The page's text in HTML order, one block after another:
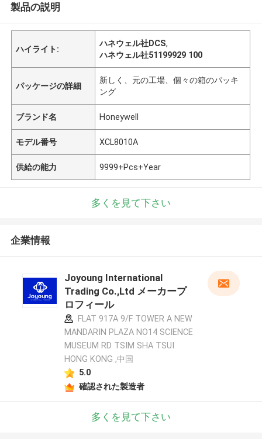
製品の説明
ハイライト:
ハネウェル社DCS,
ハネウェル社51199929 100
パッケージの詳細
新しく、元の工場、個々の箱のパッキ
ング
ブランド名 Honeywell
モデル番号 XCL8010A
供給の能力 9999+Pcs+Year
多くを見て下さい
企業情報
Joyoung International
Trading Co.,Ltd メーカープ
ロフィール
FLAT 917A 9/F TOWER A NEW
MANDARIN PLAZA NO14 SCIENCE
MUSEUM RD TSIM SHA TSUI
HONG KONG ,中国
5.0
確認された製造者
多くを見て下さい